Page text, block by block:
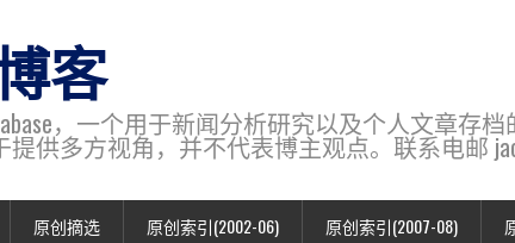
客
，一个用于新闻分析研究以及个人文章
供多方视角，并不代表博主观点。联系电邮
原创摘选 原创索引(2002-06) 原创索引(2007-08)